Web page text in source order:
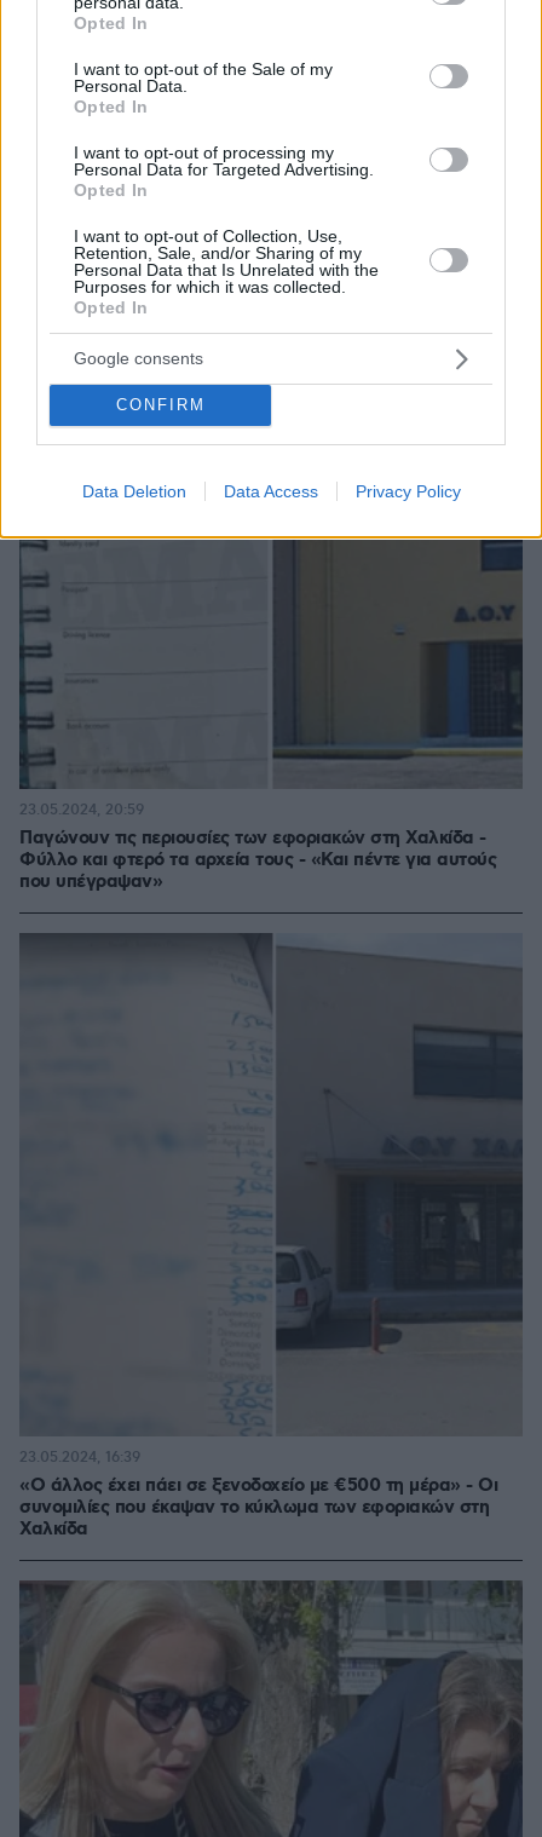
grant or deny consent to Google and its third-party tags to
use your data for below specified purposes in below Google
consent section.
Opted In
I want to opt-out of the Sale of my
Personal Data.
Opted In
I want to opt-out of processing my
Personal Data for Targeted Advertising.
Opted In
I want to opt-out of Collection, Use,
Retention, Sale, and/or Sharing of my
Personal Data that Is Unrelated with the
Purposes for which it was collected.
Opted In
Google consents
CONFIRM
Data Deletion Data Access Privacy Policy
«Μου είπαν μην τολμήσεις να μιλήσεις, εδώ δεν είμαστε
απειλούσε τα θύματά του
24.05.2024, 11:00
Παγώνουν τις περιουσίες των εφοριακών στη Χαλκίδα -
Φύλλο και φτερό τα αρχεία τους - «Και πέντε για αυτούς
που υπέγραψαν»
23.05.2024, 20:59
«Ο άλλος έχει πάει σε ξενοδοχείο με €500 τη μέρα» - Οι
συνομιλίες που έκαψαν το κύκλωμα των εφοριακών στη
Χαλκίδα
23.05.2024, 16:39